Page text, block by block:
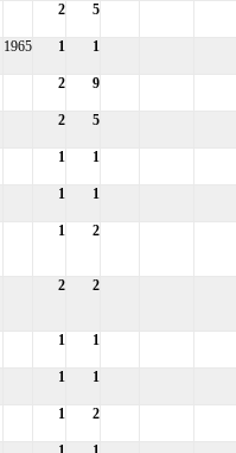
2 5
1965 1 1
2 9
2 5
1 1
1 1
1 2
2 2
1 1
1 1
1 2